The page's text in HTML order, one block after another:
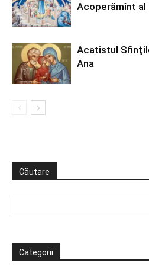
Acoperămînt al
Acatistul
Ana
Căutare
Categorii